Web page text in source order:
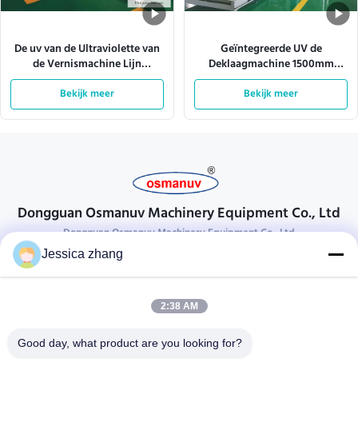
De uv van de Ultraviolette van
de Vernismachine Lijn
Stralendeklaag ISO9001
L10000mm
Bekijk meer
Geïntegreerde UV de
Deklaagmachine 1500mm
Spuitpistool 380VAC van de
Raadslijn
Bekijk meer
Dongguan Osmanuv Machinery Equipment Co., Ltd
Dongguan Osmanuv Machinery Equipment Co., Ltd
Neem contact op.
28 tweede industrieel, wei van Liu chong, Wanjiang, DongGuan,
86-769 -88125248
Jessica zhang
2:38 AM
Good day, what product are you looking for?